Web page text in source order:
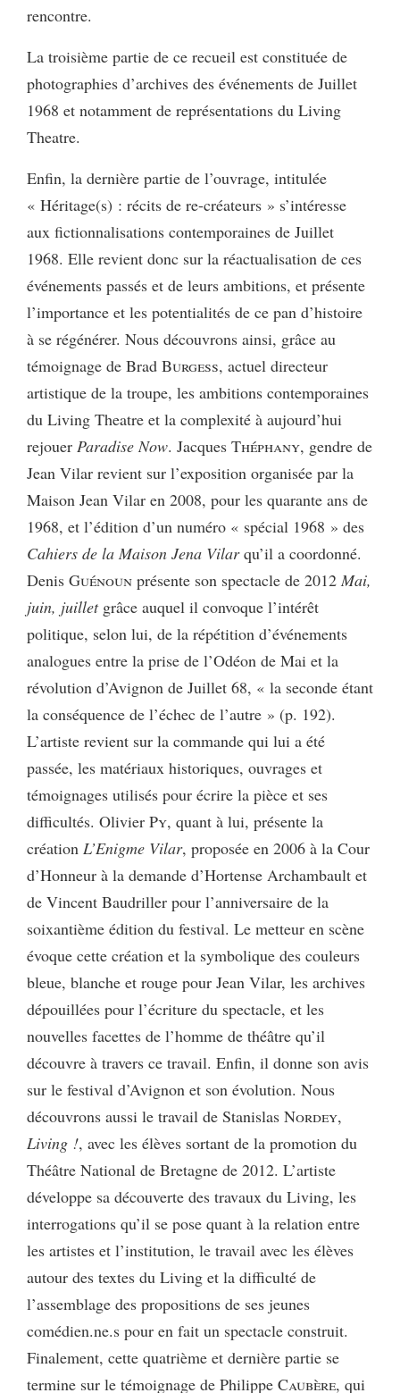
rencontre.
La troisième partie de ce recueil est constituée de
photographies d’archives des événements de Juillet
1968 et notamment de représentations du Living
Theatre.
Enfin, la dernière partie de l’ouvrage, intitulée
« Héritage(s) : récits de re-créateurs » s’intéresse
aux fictionnalisations contemporaines de Juillet
1968. Elle revient donc sur la réactualisation de ces
événements passés et de leurs ambitions, et présente
l’importance et les potentialités de ce pan d’histoire
à se régénérer. Nous découvrons ainsi, grâce au
témoignage de Brad Burgess, actuel directeur
artistique de la troupe, les ambitions contemporaines
du Living Theatre et la complexité à aujourd’hui
rejouer Paradise Now. Jacques Théphany, gendre de
Jean Vilar revient sur l’exposition organisée par la
Maison Jean Vilar en 2008, pour les quarante ans de
1968, et l’édition d’un numéro « spécial 1968 » des
Cahiers de la Maison Jena Vilarqu’il a coordonné.
Denis Guénoun présente son spectacle de 2012 Mai,
juin, juilletgrâce auquel il convoque l’intérêt
politique, selon lui, de la répétition d’événements
analogues entre la prise de l’Odéon de Mai et la
révolution d’Avignon de Juillet 68, « la seconde étant
la conséquence de l’échec de l’autre » (p. 192).
L’artiste revient sur la commande qui lui a été
passée, les matériaux historiques, ouvrages et
témoignages utilisés pour écrire la pièce et ses
difficultés. Olivier Py, quant à lui, présente la
création L’Enigme Vilar, proposée en 2006 à la Cour
d’Honneur à la demande d’Hortense Archambault et
de Vincent Baudriller pour l’anniversaire de la
soixantième édition du festival. Le metteur en scène
évoque cette création et la symbolique des couleurs
bleue, blanche et rouge pour Jean Vilar, les archives
dépouillées pour l’écriture du spectacle, et les
nouvelles facettes de l’homme de théâtre qu’il
découvre à travers ce travail. Enfin, il donne son avis
sur le festival d’Avignon et son évolution. Nous
découvrons aussi le travail de Stanislas Nordey,
Living !, avec les élèves sortant de la promotion du
Théâtre National de Bretagne de 2012. L’artiste
développe sa découverte des travaux du Living, les
interrogations qu’il se pose quant à la relation entre
les artistes et l’institution, le travail avec les élèves
autour des textes du Living et la difficulté de
l’assemblage des propositions de ses jeunes
comédien.ne.s pour en fait un spectacle construit.
Finalement, cette quatrième et dernière partie se
termine sur le témoignage de Philippe Caubère, qui